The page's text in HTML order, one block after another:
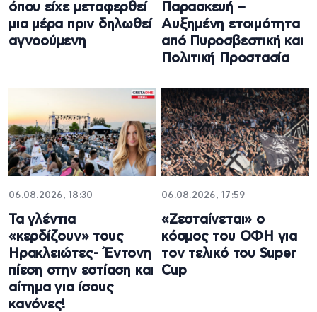
όπου είχε μεταφερθεί
μια μέρα πριν δηλωθεί
αγνοούμενη
Παρασκευή –
Αυξημένη ετοιμότητα
από Πυροσβεστική και
Πολιτική Προστασία
06.08.2026, 18:30
Τα γλέντια
«κερδίζουν» τους
Ηρακλειώτες- Έντονη
πίεση στην εστίαση και
αίτημα για ίσους
κανόνες!
06.08.2026, 17:59
«Ζεσταίνεται» ο
κόσμος του ΟΦΗ για
τον τελικό του Super
Cup